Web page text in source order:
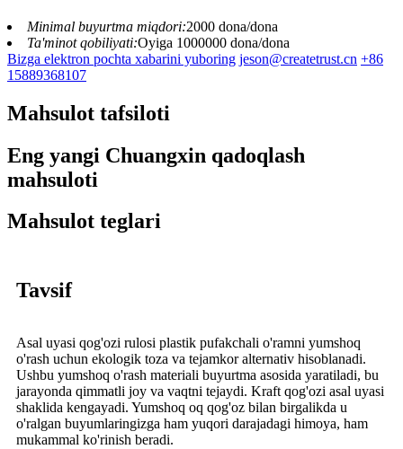
Minimal buyurtma miqdori:2000 dona/dona
Ta'minot qobiliyati:Oyiga 1000000 dona/dona
Bizga elektron pochta xabarini yuboring jeson@createtrust.cn +86
15889368107
Mahsulot tafsiloti
Eng yangi Chuangxin qadoqlash
mahsuloti
Mahsulot teglari
Tavsif
Asal uyasi qog'ozi rulosi plastik pufakchali o'ramni yumshoq
o'rash uchun ekologik toza va tejamkor alternativ hisoblanadi.
Ushbu yumshoq o'rash materiali buyurtma asosida yaratiladi, bu
jarayonda qimmatli joy va vaqtni tejaydi. Kraft qog'ozi asal uyasi
shaklida kengayadi. Yumshoq oq qog'oz bilan birgalikda u
o'ralgan buyumlaringizga ham yuqori darajadagi himoya, ham
mukammal ko'rinish beradi.